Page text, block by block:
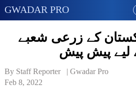
GWADAR PRO
کے زرعی شعبے
لیے پیش پیش
By Staff Reporter   | Gwadar Pro
Feb 8, 2022